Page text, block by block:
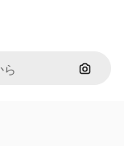
画像で